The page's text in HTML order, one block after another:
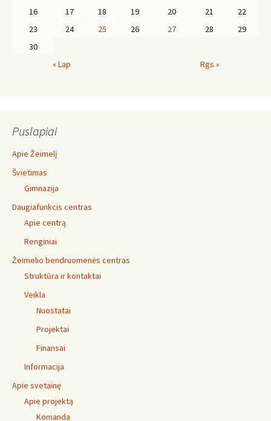
16
17 18 19 20 21
22
23
24 25 26 27 28
29
30
« Lap
Rgs »
Puslapiai
Apie Žeimelį
Švietimas
Gimnazija
Daugiafunkcis centras
Apie centrą
Renginiai
Žeimelio bendruomenės centras
Struktūra ir kontaktai
Veikla
Nuostatai
Projektai
Finansai
Informacija
Apie svetainę
Apie projektą
Komanda